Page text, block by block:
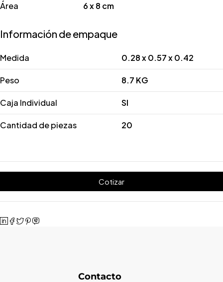
Área 6 x 8 cm
Información de empaque
Medida 0.28 x 0.57 x 0.42
Peso 8.7 KG
Caja Individual SI
Cantidad de piezas 20
Cotizar
Contacto